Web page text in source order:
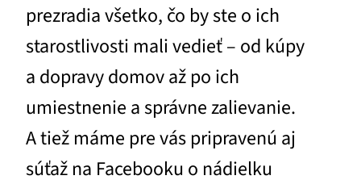
prezradia všetko, čo by ste o ich
starostlivosti mali vedieť – od kúpy
a dopravy domov až po ich
umiestnenie a správne zalievanie.
A tiež máme pre vás pripravenú aj
súťaž na Facebooku o nádielku